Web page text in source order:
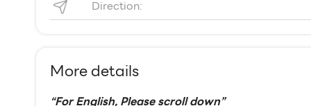
Direction:
More details
“For English, Please scroll down”